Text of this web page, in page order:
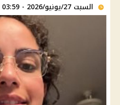
السبت 27/يونيو/2026 - 03:59 م